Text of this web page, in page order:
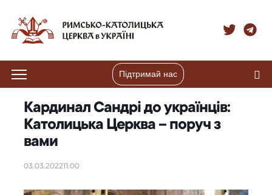
Підтримай нас
Кардинал Сандрі до українців:
Католицька Церква – поруч з
вами
03.03.202211:00